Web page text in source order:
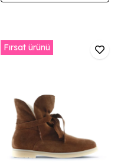
Fırsat ürünü